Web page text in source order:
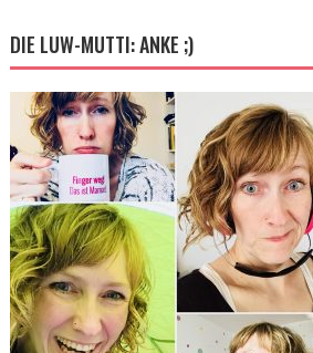
DIE LUW-MUTTI: ANKE ;)